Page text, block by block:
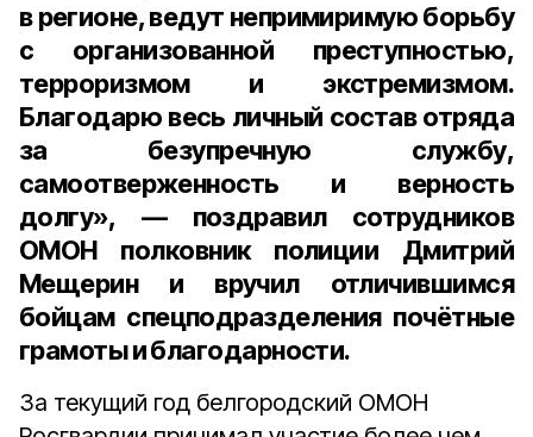
в регионе, ведут непримиримую борьбу
с организованной преступностью,
терроризмом и экстремизмом.
Благодарю весь личный состав отряда
за безупречную службу,
самоотверженность и верность
долгу», — поздравил сотрудников
ОМОН полковник полиции Дмитрий
Мещерин и вручил отличившимся
бойцам спецподразделения почётные
грамоты и благодарности.
За текущий год белгородский ОМОН